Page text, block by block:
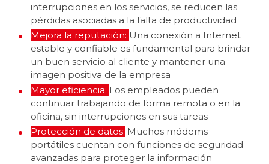
interrupciones en los servicios, se reducen las
pérdidas asociadas a la falta de productividad
Mejora la reputación: Una conexión a Internet
estable y confiable es fundamental para brindar
un buen servicio al cliente y mantener una
imagen positiva de la empresa
Mayor eficiencia: Los empleados pueden
continuar trabajando de forma remota o en la
oficina, sin interrupciones en sus tareas
Protección de datos: Muchos módems
portátiles cuentan con funciones de seguridad
avanzadas para proteger la información